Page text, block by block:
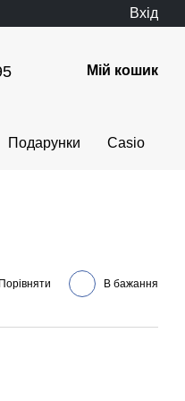
Вхід
Мій кошик
Подарунки Casio
Порівняти В бажання